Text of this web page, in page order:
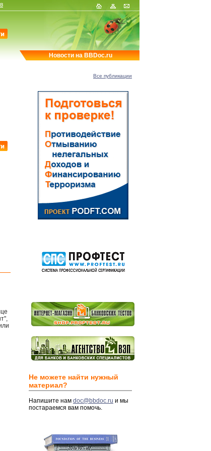
Новости на BBDoc.ru
Все публикации
Не можете найти нужный
материал?
Напишите нам doc@bbdoc.ru и мы
постараемся вам помочь.